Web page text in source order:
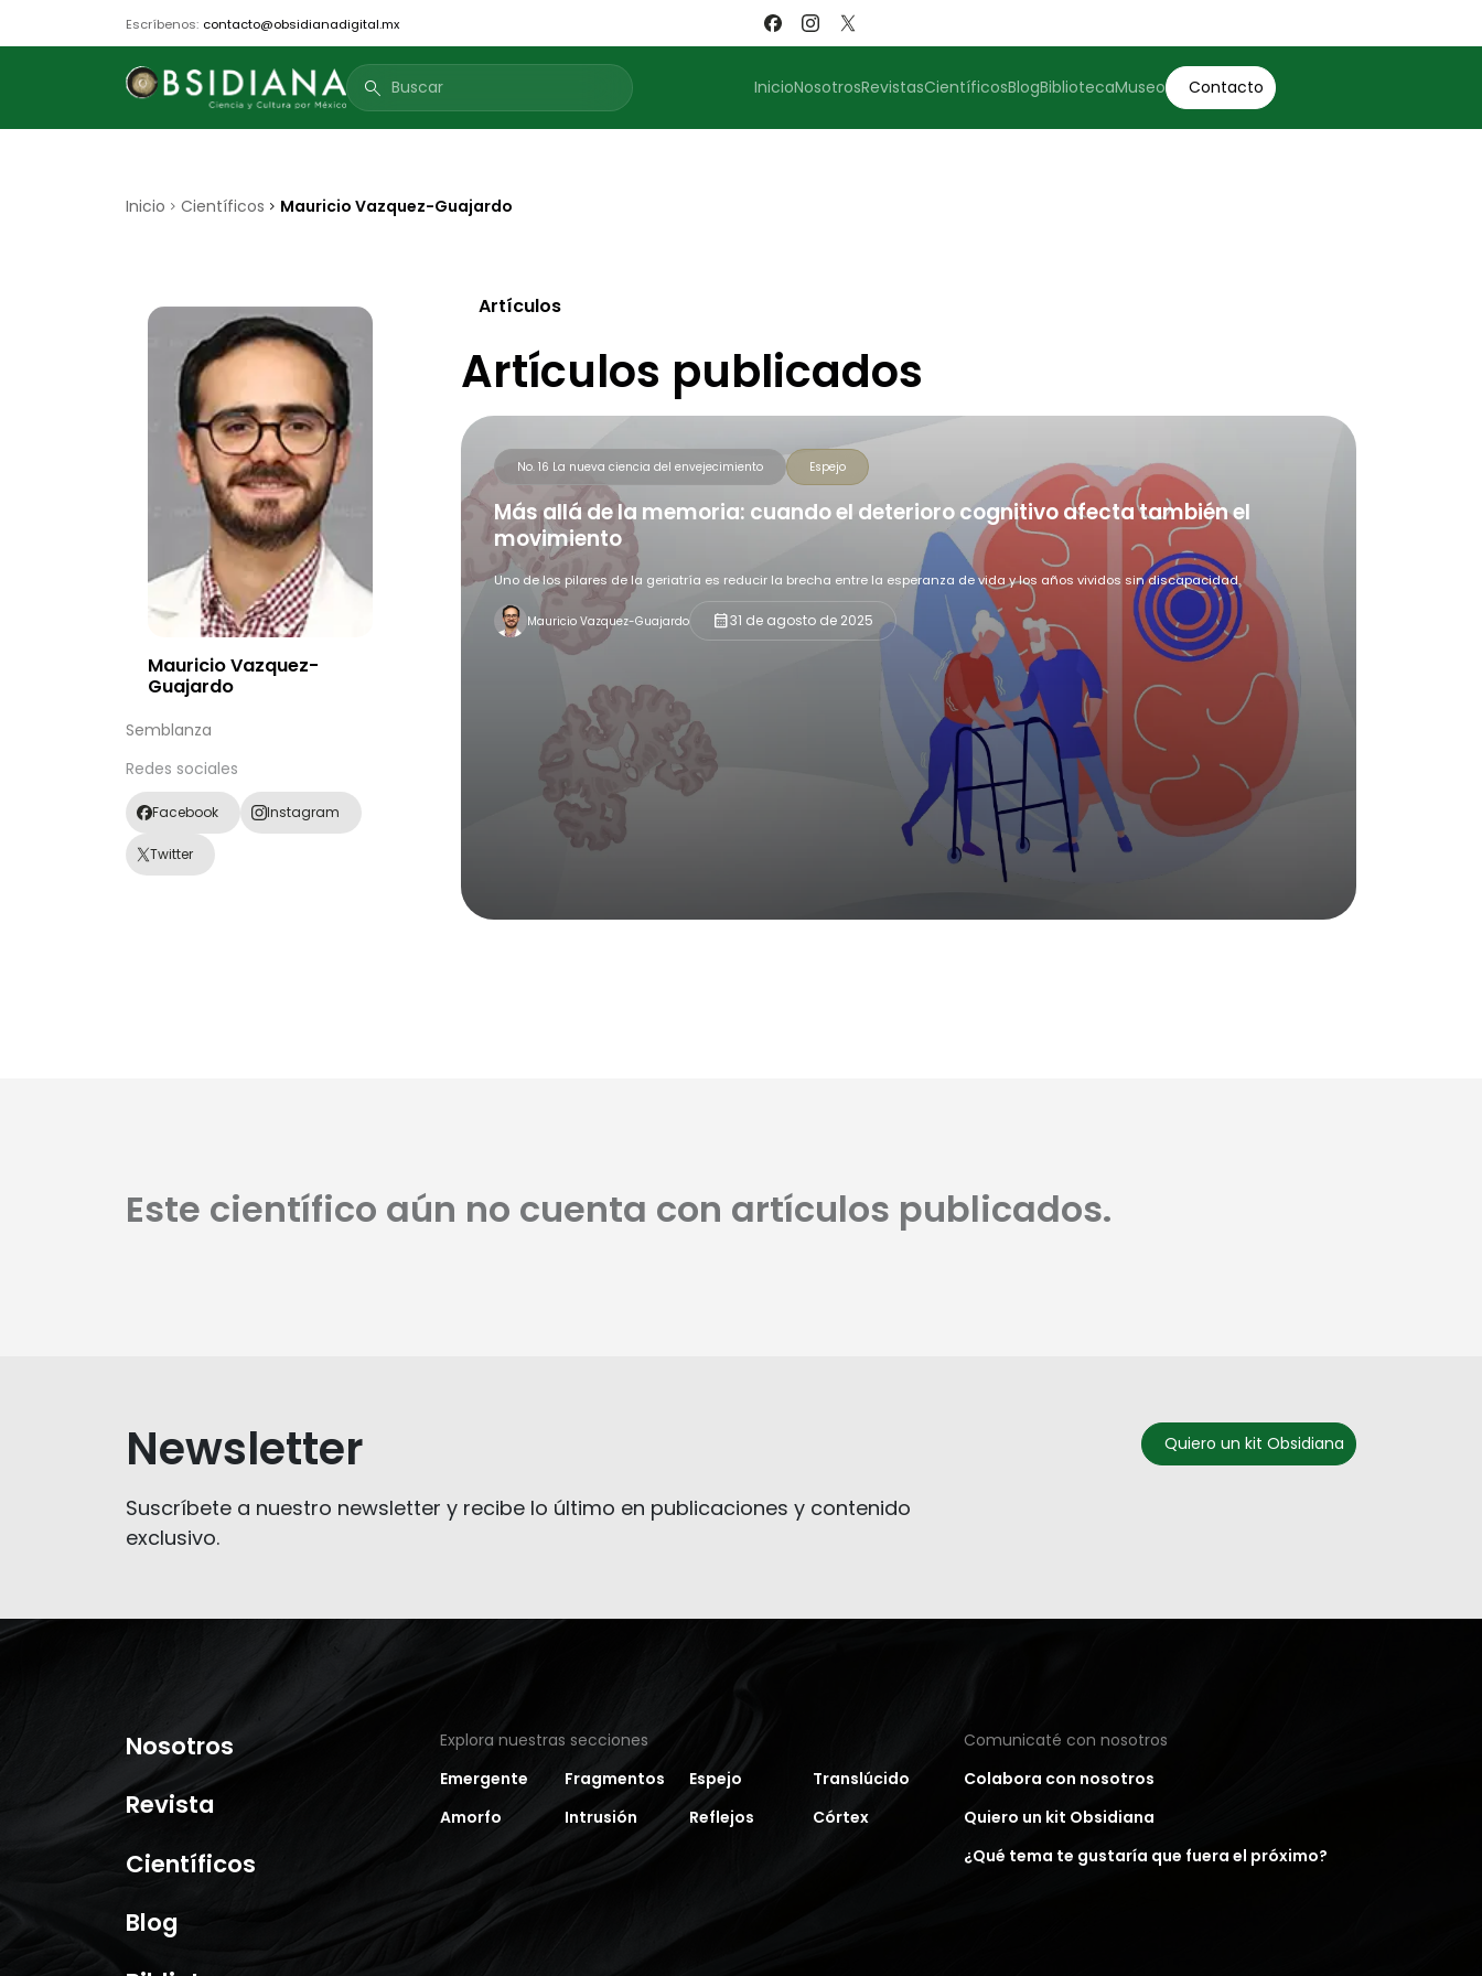
Escríbenos: contacto@obsidianadigital.mx
search InicioNosotrosRevistasCientíficosBlogBibliotecaMuseo Contacto
Inicio Científicos Mauricio Vazquez-Guajardo
Mauricio Vazquez-
Guajardo
Semblanza
Redes sociales
Facebook Instagram
Twitter
Artículos
Artículos publicados
No. 16 La nueva ciencia del envejecimiento Espejo
Más allá de la memoria: cuando el deterioro cognitivo afecta también el
movimiento
Uno de los pilares de la geriatría es reducir la brecha entre la esperanza de vida y los años vividos sin discapacidad.
Mauricio Vazquez-Guajardo calendar_month31 de agosto de 2025
Este científico aún no cuenta con artículos publicados.
Newsletter
Suscríbete a nuestro newsletter y recibe lo último en publicaciones y contenido
exclusivo.
Quiero un kit Obsidiana
Nosotros
Revista
Científicos
Blog
Explora nuestras secciones
Emergente
Fragmentos Espejo
Translúcido
Amorfo
Intrusión Reflejos Córtex
Comunicaté con nosotros
Colabora con nosotros
Quiero un kit Obsidiana
¿Qué tema te gustaría que fuera el próximo?